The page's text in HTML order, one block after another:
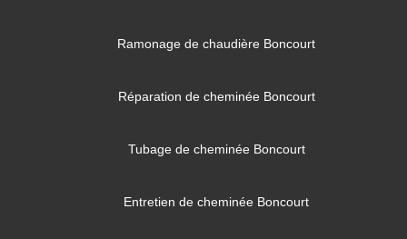
Ramonage de chaudière Boncourt
Réparation de cheminée Boncourt
Tubage de cheminée Boncourt
Entretien de cheminée Boncourt